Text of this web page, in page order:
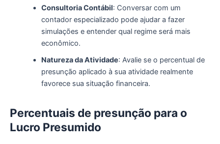
Consultoria Contábil: Conversar com um
contador especializado pode ajudar a fazer
simulações e entender qual regime será mais
econômico.
Natureza da Atividade: Avalie se o percentual de
presunção aplicado à sua atividade realmente
favorece sua situação financeira.
Percentuais de presunção para o
Lucro Presumido